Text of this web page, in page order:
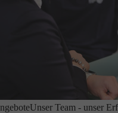
Unser Team - unser